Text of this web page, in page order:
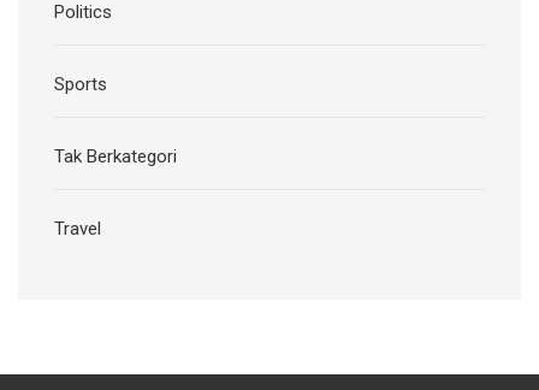
Politics
Sports
Tak Berkategori
Travel